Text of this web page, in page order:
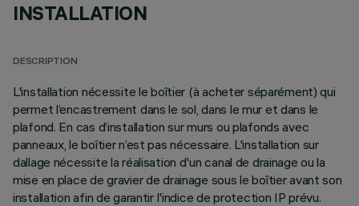
INSTALLATION
DESCRIPTION
L'installation nécessite le boîtier (à acheter séparément) qui
permet l’encastrement dans le sol, dans le mur et dans le
plafond. En cas d’installation sur murs ou plafonds avec
panneaux, le boîtier n’est pas nécessaire. L'installation sur
dallage nécessite la réalisation d'un canal de drainage ou la
mise en place de gravier de drainage sous le boîtier avant son
installation afin de garantir l'indice de protection IP prévu.